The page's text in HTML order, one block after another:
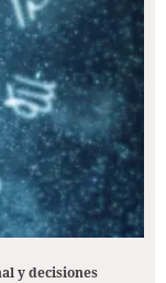
y decisiones